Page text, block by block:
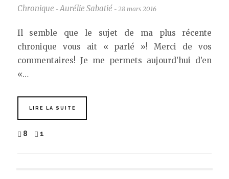
Chronique - Aurélie Sabatié - 28 mars 2016
Il semble que le sujet de ma plus récente
chronique vous ait « parlé »! Merci de vos
commentaires! Je me permets aujourd’hui d’en
«…
LIRE LA SUITE
8 1